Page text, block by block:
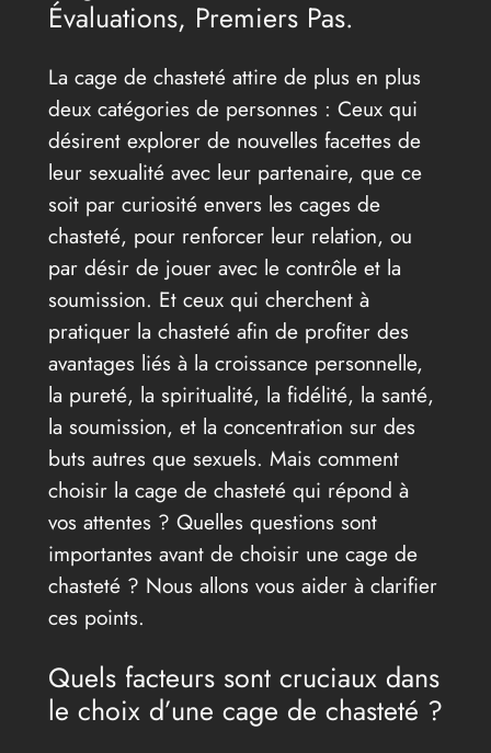
Évaluations, Premiers Pas.
La cage de chasteté attire de plus en plus
deux catégories de personnes : Ceux qui
désirent explorer de nouvelles facettes de
leur sexualité avec leur partenaire, que ce
soit par curiosité envers les cages de
chasteté, pour renforcer leur relation, ou
par désir de jouer avec le contrôle et la
soumission. Et ceux qui cherchent à
pratiquer la chasteté afin de profiter des
avantages liés à la croissance personnelle,
la pureté, la spiritualité, la fidélité, la santé,
la soumission, et la concentration sur des
buts autres que sexuels. Mais comment
choisir la cage de chasteté qui répond à
vos attentes ? Quelles questions sont
importantes avant de choisir une cage de
chasteté ? Nous allons vous aider à clarifier
ces points.
Quels facteurs sont cruciaux dans
le choix d’une cage de chasteté ?